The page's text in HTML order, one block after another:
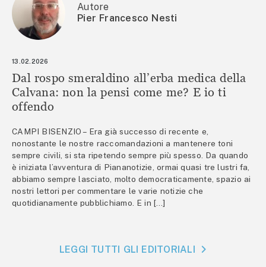
Autore
Pier Francesco Nesti
13.02.2026
Dal rospo smeraldino all’erba medica della
Calvana: non la pensi come me? E io ti
offendo
CAMPI BISENZIO – Era già successo di recente e,
nonostante le nostre raccomandazioni a mantenere toni
sempre civili, si sta ripetendo sempre più spesso. Da quando
è iniziata l’avventura di Piananotizie, ormai quasi tre lustri fa,
abbiamo sempre lasciato, molto democraticamente, spazio ai
nostri lettori per commentare le varie notizie che
quotidianamente pubblichiamo. E in […]
LEGGI TUTTI GLI EDITORIALI